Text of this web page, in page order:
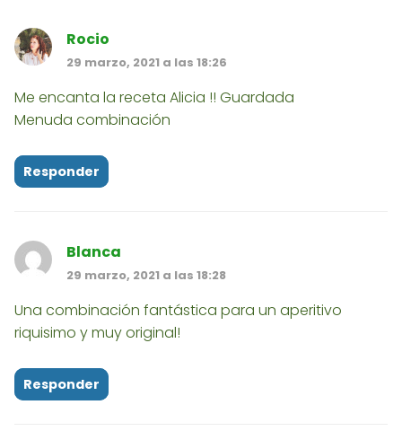
Rocio
29 marzo, 2021 a las 18:26
Me encanta la receta Alicia !! Guardada
Menuda combinación
Responder
Blanca
29 marzo, 2021 a las 18:28
Una combinación fantástica para un aperitivo
riquisimo y muy original!
Responder